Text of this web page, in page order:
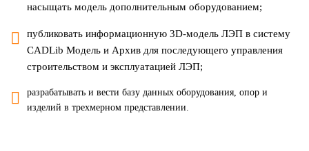
насыщать модель дополнительным оборудованием;
публиковать информационную 3D-модель ЛЭП в систему
CADLib Модель и Архив для последующего управления
строительством и эксплуатацией ЛЭП;
разрабатывать и вести базу данных оборудования, опор и
изделий в трехмерном представлении.